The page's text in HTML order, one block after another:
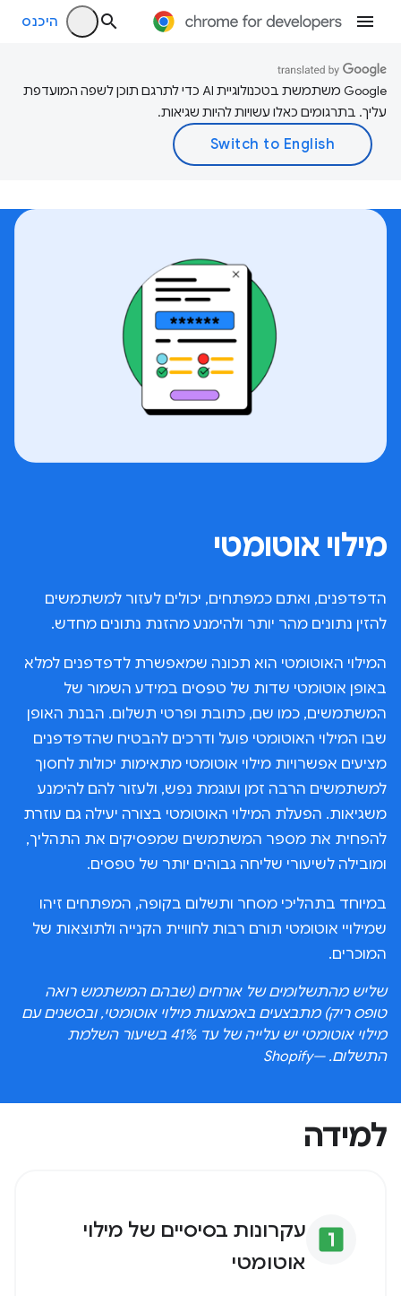
היכנס
‫Google משתמשת בטכנולוגיית AI כדי לתרגם תוכן לשפה המועדפת
עליך. בתרגומים כאלו עשויות להיות שגיאות.
מילוי אוטומטי
הדפדפנים, ואתם כמפתחים, יכולים לעזור למשתמשים
להזין נתונים מהר יותר ולהימנע מהזנת נתונים מחדש.
המילוי האוטומטי הוא תכונה שמאפשרת לדפדפנים למלא
באופן אוטומטי שדות של טפסים במידע השמור של
המשתמשים, כמו שם, כתובת ופרטי תשלום. הבנת האופן
שבו המילוי האוטומטי פועל ודרכים להבטיח שהדפדפנים
מציעים אפשרויות מילוי אוטומטי מתאימות יכולות לחסוך
למשתמשים הרבה זמן ועוגמת נפש, ולעזור להם להימנע
משגיאות. הפעלת המילוי האוטומטי בצורה יעילה גם עוזרת
להפחית את מספר המשתמשים שמפסיקים את התהליך,
ומובילה לשיעורי שליחה גבוהים יותר של טפסים.
במיוחד בתהליכי מסחר ותשלום בקופה, המפתחים זיהו
שמילויי אוטומטי תורם רבות לחוויית הקנייה ולתוצאות של
המוכרים.
שליש מהתשלומים של אורחים (שבהם המשתמש רואה
טופס ריק) מתבצעים באמצעות מילוי אוטומטי, ובסשנים עם
מילוי אוטומטי יש עלייה של עד 41% בשיעור השלמת
התשלום. —Shopify
למידה
looks_one עקרונות בסיסיים של מילוי
אוטומטי